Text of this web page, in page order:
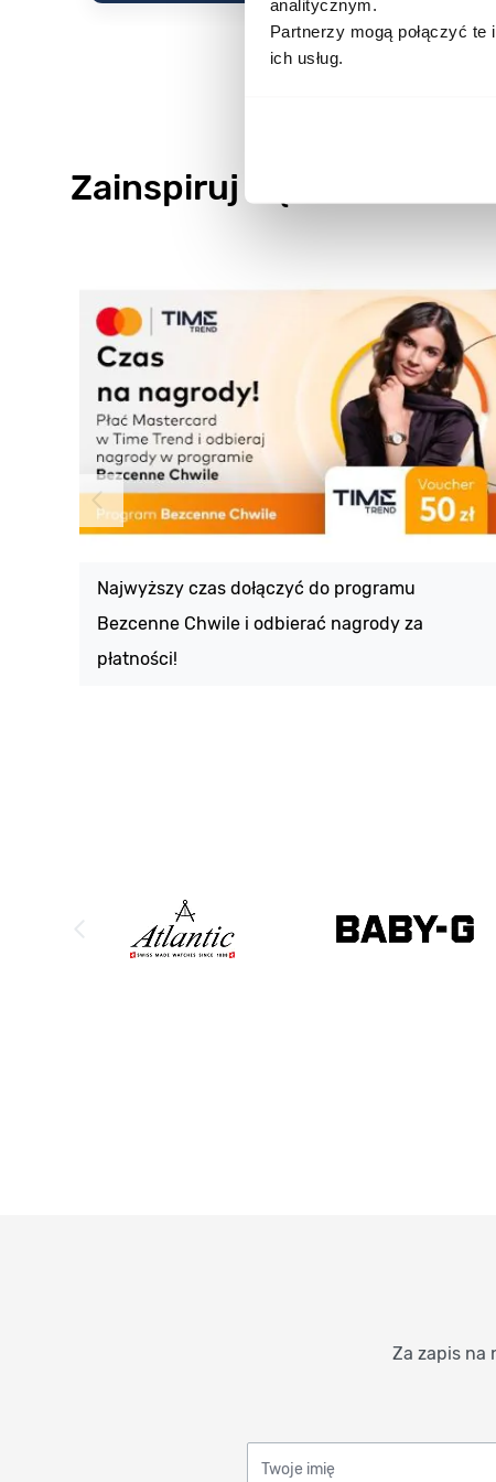
analitycznym.
Partnerzy mogą połączyć
ich usług.
Zainspiruj się
Najwyższy czas dołączyć do programu
Bezcenne Chwile i odbierać nagrody za
płatności!
Za zapis na